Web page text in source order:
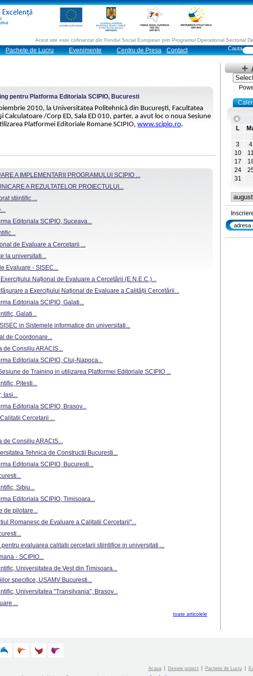
Acest site este cofinantat din Fondul Social European prin Programul Operational Sectorial
Pachete de Lucru Evenimente Centru de Presa Contact
pentru Platforma Editoriala SCIPIO, Bucuresti
2010, la Universitatea Politehnică din Bucureşti, Facultatea
Calculatoare /Corp ED, Sala ED 010, parter, a avut loc o noua Sesiune
Platformei Editoriale Romane SCIPIO, www.scipio.ro.
A IMPLEMENTARII PROGRAMULUI SCIPIO ...
A REZULTATELOR PROIECTULUI...
stiintific ...
Editoriala SCIPIO, Suceava...
de Evaluare a Cercetarii ...
la universitati...
Evaluare - SISEC...
Național de Evaluare a Cercetării (E.N.E.C.)...
a Exercițiului Național de Evaluare a Calității Cercetării...
Editoriala SCIPIO, Galati...
Galati...
in Sistemele informatice din universitati...
de Coordonare...
de Consiliu ARACIS...
Editoriala SCIPIO, Cluj-Napoca...
de Training in utilizarea Platformei Editoriale SCIPIO ...
Pitesti...
Iasi...
Editoriala SCIPIO, Brasov...
Cercetarii ...
de Consiliu ARACIS...
Tehnica de Constructii Bucuresti...
Editoriala SCIPIO, Bucuresti...
Sibiu...
Editoriala SCIPIO, Timisoara...
de pilotare...
Romanesc de Evaluare a Calitatii Cercetarii"...
evaluarea calitatii cercetarii stiintifice in universitati ...
- SCIPIO...
Universitatea de Vest din Timisoara...
specifice, USAMV Bucuresti...
Universitatea "Transilvania", Brasov...
...
toate articolele
L
3
4
10
11
17
24
31
Acasa Despre proiect Pachete de Lucru